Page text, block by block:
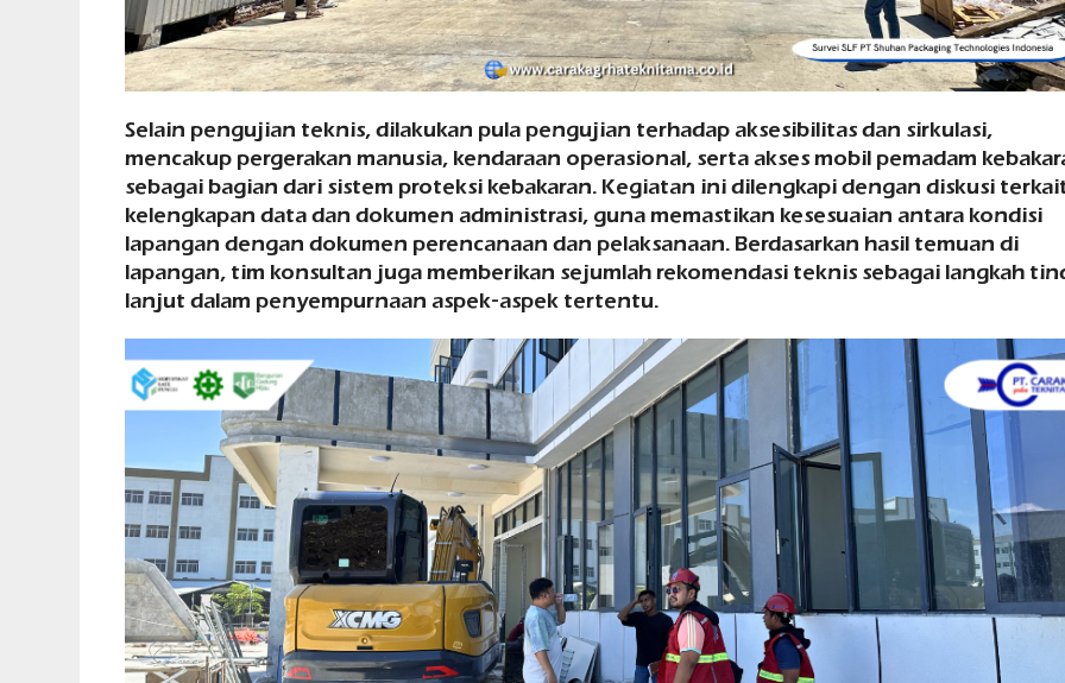
Selain pengujian teknis, dilakukan pula pengujian terhadap aksesibilitas dan sirkulasi,
mencakup pergerakan manusia, kendaraan operasional, serta akses mobil pemadam
sebagai bagian dari sistem proteksi kebakaran. Kegiatan ini dilengkapi dengan diskusi
kelengkapan data dan dokumen administrasi, guna memastikan kesesuaian antara kondisi
lapangan dengan dokumen perencanaan dan pelaksanaan. Berdasarkan hasil temuan di
lapangan, tim konsultan juga memberikan sejumlah rekomendasi teknis sebagai langkah
lanjut dalam penyempurnaan aspek-aspek tertentu.